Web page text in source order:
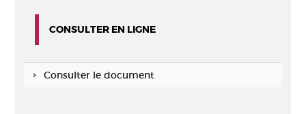
CONSULTER EN LIGNE
Consulter le document